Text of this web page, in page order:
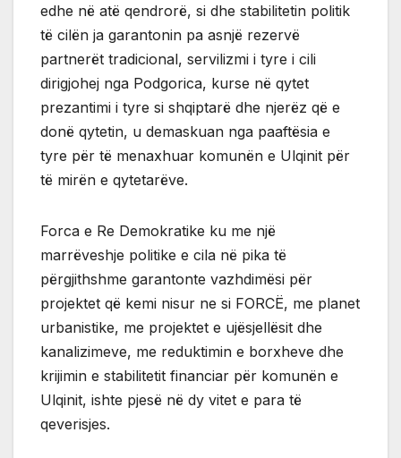
edhe në atë qendrorë, si dhe stabilitetin politik
të cilën ja garantonin pa asnjë rezervë
partnerët tradicional, servilizmi i tyre i cili
dirigjohej nga Podgorica, kurse në qytet
prezantimi i tyre si shqiptarë dhe njerëz që e
donë qytetin, u demaskuan nga paaftësia e
tyre për të menaxhuar komunën e Ulqinit për
të mirën e qytetarëve.
Forca e Re Demokratike ku me një
marrëveshje politike e cila në pika të
përgjithshme garantonte vazhdimësi për
projektet që kemi nisur ne si FORCË, me planet
urbanistike, me projektet e ujësjellësit dhe
kanalizimeve, me reduktimin e borxheve dhe
krijimin e stabilitetit financiar për komunën e
Ulqinit, ishte pjesë në dy vitet e para të
qeverisjes.